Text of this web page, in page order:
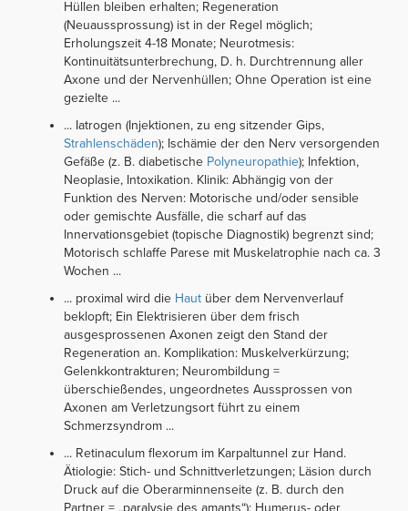
Hüllen bleiben erhalten; Regeneration
(Neuaussprossung) ist in der Regel möglich;
Erholungszeit 4-18 Monate; Neurotmesis:
Kontinuitätsunterbrechung, D. h. Durchtrennung aller
Axone und der Nervenhüllen; Ohne Operation ist eine
gezielte ...
... Iatrogen (Injektionen, zu eng sitzender Gips,
Strahlenschäden); Ischämie der den Nerv versorgenden
Gefäße (z. B. diabetische Polyneuropathie); Infektion,
Neoplasie, Intoxikation. Klinik: Abhängig von der
Funktion des Nerven: Motorische und/oder sensible
oder gemischte Ausfälle, die scharf auf das
Innervationsgebiet (topische Diagnostik) begrenzt sind;
Motorisch schlaffe Parese mit Muskelatrophie nach ca. 3
Wochen ...
... proximal wird die Haut über dem Nervenverlauf
beklopft; Ein Elektrisieren über dem frisch
ausgesprossenen Axonen zeigt den Stand der
Regeneration an. Komplikation: Muskelverkürzung;
Gelenkkontrakturen; Neurombildung =
überschießendes, ungeordnetes Aussprossen von
Axonen am Verletzungsort führt zu einem
Schmerzsyndrom ...
... Retinaculum flexorum im Karpaltunnel zur Hand.
Ätiologie: Stich- und Schnittverletzungen; Läsion durch
Druck auf die Oberarminnenseite (z. B. durch den
Partner = „paralysie des amants“); Humerus- oder